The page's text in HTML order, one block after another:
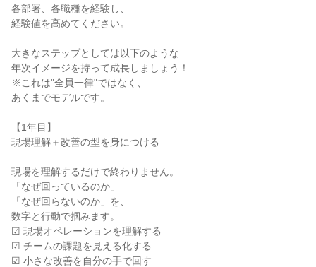
各部署、各職種を経験し、
経験値を高めてください。
大きなステップとしては以下のような
年次イメージを持って成長しましょう！
※これは"全員一律"ではなく、
あくまでモデルです。
【1年目】
現場理解＋改善の型を身につける
現場を理解するだけで終わりません。
「なぜ回っているのか」
「なぜ回らないのか」を、
数字と行動で掴みます。
☑ 現場オペレーションを理解する
☑ チームの課題を見える化する
☑ 小さな改善を自分の手で回す